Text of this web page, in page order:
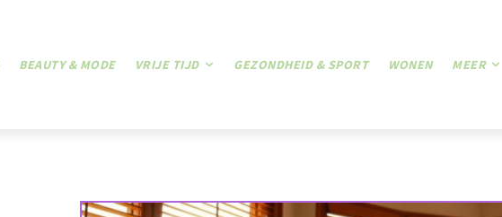
BEAUTY & MODE VRIJE TIJD GEZONDHEID & SPORT WONEN MEER